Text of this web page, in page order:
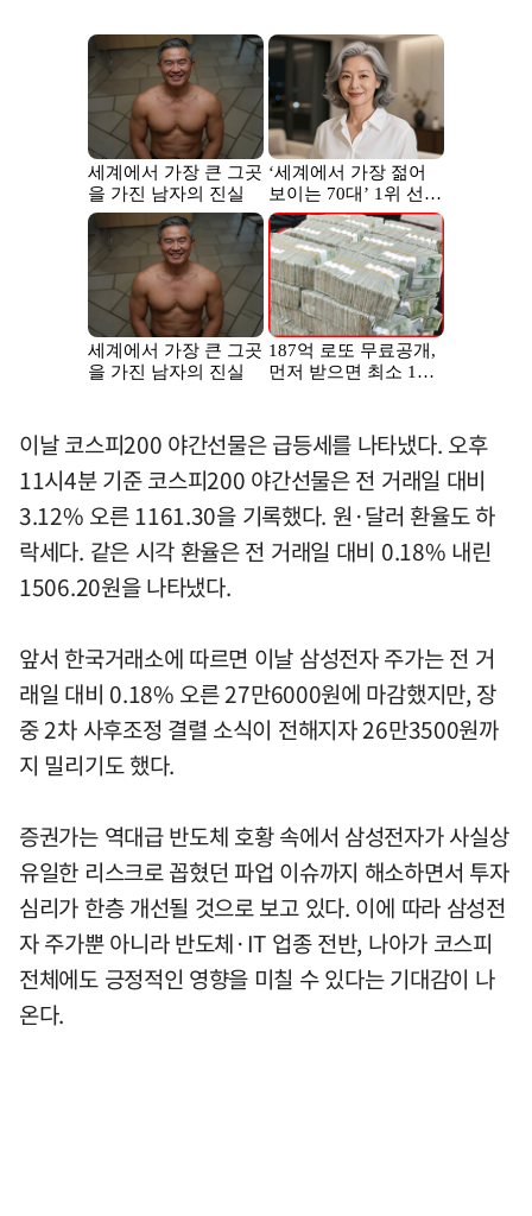
이날 코스피200 야간선물은 급등세를 나타냈다. 오후
11시4분 기준 코스피200 야간선물은 전 거래일 대비
3.12% 오른 1161.30을 기록했다. 원·달러 환율도 하
락세다. 같은 시각 환율은 전 거래일 대비 0.18% 내린
1506.20원을 나타냈다.
앞서 한국거래소에 따르면 이날 삼성전자 주가는 전 거
래일 대비 0.18% 오른 27만6000원에 마감했지만, 장
중 2차 사후조정 결렬 소식이 전해지자 26만3500원까
지 밀리기도 했다.
증권가는 역대급 반도체 호황 속에서 삼성전자가 사실상
유일한 리스크로 꼽혔던 파업 이슈까지 해소하면서 투자
심리가 한층 개선될 것으로 보고 있다. 이에 따라 삼성전
자 주가뿐 아니라 반도체·IT 업종 전반, 나아가 코스피
전체에도 긍정적인 영향을 미칠 수 있다는 기대감이 나
온다.